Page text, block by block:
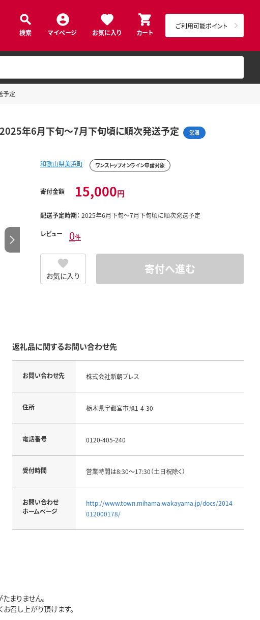
検索 マイページ お気に入り カート
ご利用可能ポイント
予定
年6月下旬～7月下旬頃に順次発送予定 常温
和歌山県美浜町 ワンストップオンライン申請対象
寄付金額 15,000円
配送予定時期： 2025年6月下旬～7月下旬頃に順次発送予定
レビュー 0件
お気に入り 寄付へ進む
返礼品に関するお問い合わせ先
お問い合わせ先 株式会社新朝プレス
住所 栃木県宇都宮市旭1-4-30
電話番号 0120-405-240
受付時間 営業時間は8:30～17:30（土日祝除く）
お問い合わせ
ホームページ
http://www.town.mihama.wakayama.jp/docs/2014
012000178/
まりません。
召し上がり頂けます。